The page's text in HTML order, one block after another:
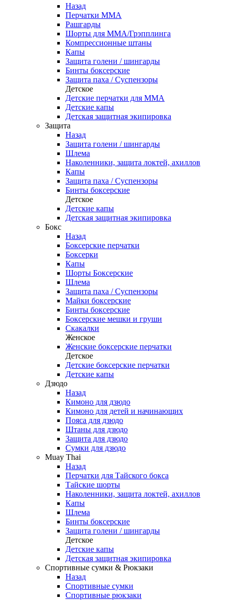
Назад
Перчатки ММА
Рашгарды
Шорты для ММА/Грэпплинга
Компрессионные штаны
Капы
Защита голени / шингарды
Бинты боксерские
Защита паха / Суспензоры
Детское
Детские перчатки для ММА
Детские капы
Детская защитная экипировка
Защита
Назад
Защита голени / шингарды
Шлема
Наколенники, защита локтей, ахиллов
Капы
Защита паха / Суспензоры
Бинты боксерские
Детское
Детские капы
Детская защитная экипировка
Бокс
Назад
Боксерские перчатки
Боксерки
Капы
Шорты Боксерские
Шлема
Защита паха / Суспензоры
Майки боксерские
Бинты боксерские
Боксерские мешки и груши
Скакалки
Женское
Женские боксерские перчатки
Детское
Детские боксерские перчатки
Детские капы
Дзюдо
Назад
Кимоно для дзюдо
Кимоно для детей и начинающих
Пояса для дзюдо
Штаны для дзюдо
Защита для дзюдо
Сумки для дзюдо
Muay Thai
Назад
Перчатки для Тайского бокса
Тайские шорты
Наколенники, защита локтей, ахиллов
Капы
Шлема
Бинты боксерские
Защита голени / шингарды
Детское
Детские капы
Детская защитная экипировка
Спортивные сумки & Рюкзаки
Назад
Спортивные сумки
Спортивные рюкзаки